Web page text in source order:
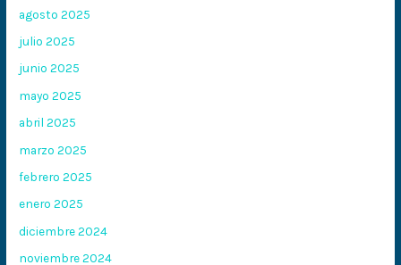
agosto 2025
julio 2025
junio 2025
mayo 2025
abril 2025
marzo 2025
febrero 2025
enero 2025
diciembre 2024
noviembre 2024